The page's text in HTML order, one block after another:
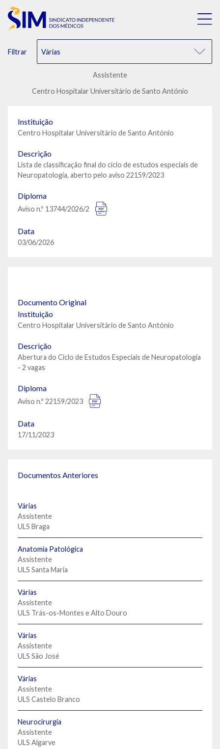
Filtrar
Assistente
Centro Hospitalar Universitário de Santo António
Instituição
Centro Hospitalar Universitário de Santo António
Descrição
Lista de classificação final do ciclo de estudos especiais de
Neuropatologia, aberto pelo aviso 22159/2023
Diploma
Aviso n.º 13744/2026/2
Data
03/06/2026
Documento Original
Instituição
Centro Hospitalar Universitário de Santo António
Descrição
Abertura do Ciclo de Estudos Especiais de Neuropatologia
- 2 vagas
Diploma
Aviso n.º 22159/2023
Data
17/11/2023
Documentos Anteriores
Várias
Assistente
ULS Braga
Anatomia Patológica
Assistente
ULS Santa Maria
Várias
Assistente
ULS Trás-os-Montes e Alto Douro
Várias
Assistente
ULS São José
Várias
Assistente
ULS Castelo Branco
Neurocirurgia
Assistente
ULS Algarve